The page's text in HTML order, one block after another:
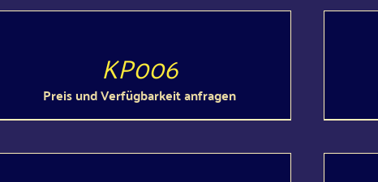
KP006
Preis und Verfügbarkeit anfragen